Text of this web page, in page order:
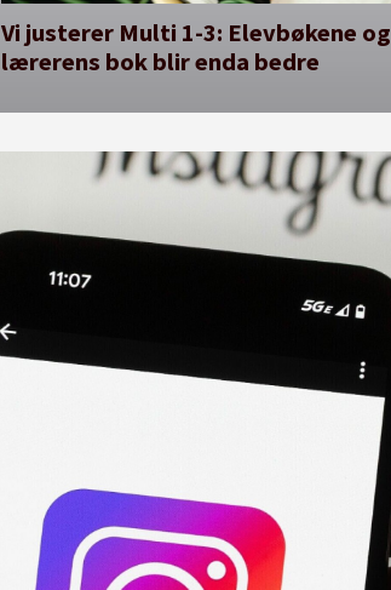
Vi justerer Multi 1-3: Elevbøkene og
lærerens bok blir enda bedre